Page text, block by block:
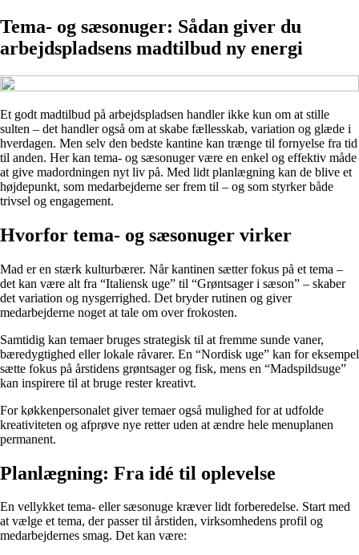
Tema- og sæsonuger: Sådan giver du
arbejdspladsens madtilbud ny energi
Et godt madtilbud på arbejdspladsen handler ikke kun om at stille
sulten – det handler også om at skabe fællesskab, variation og glæde i
hverdagen. Men selv den bedste kantine kan trænge til fornyelse fra tid
til anden. Her kan tema- og sæsonuger være en enkel og effektiv måde
at give madordningen nyt liv på. Med lidt planlægning kan de blive et
højdepunkt, som medarbejderne ser frem til – og som styrker både
trivsel og engagement.
Hvorfor tema- og sæsonuger virker
Mad er en stærk kulturbærer. Når kantinen sætter fokus på et tema –
det kan være alt fra “Italiensk uge” til “Grøntsager i sæson” – skaber
det variation og nysgerrighed. Det bryder rutinen og giver
medarbejderne noget at tale om over frokosten.
Samtidig kan temaer bruges strategisk til at fremme sunde vaner,
bæredygtighed eller lokale råvarer. En “Nordisk uge” kan for eksempel
sætte fokus på årstidens grøntsager og fisk, mens en “Madspildsuge”
kan inspirere til at bruge rester kreativt.
For køkkenpersonalet giver temaer også mulighed for at udfolde
kreativiteten og afprøve nye retter uden at ændre hele menuplanen
permanent.
Planlægning: Fra idé til oplevelse
En vellykket tema- eller sæsonuge kræver lidt forberedelse. Start med
at vælge et tema, der passer til årstiden, virksomhedens profil og
medarbejdernes smag. Det kan være: